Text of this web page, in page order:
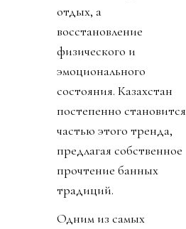
отдых, а
восстановление
физического и
эмоционального
состояния. Казахстан
постепенно становится
частью этого тренда,
предлагая собственное
прочтение банных
традиций.
Одним из самых